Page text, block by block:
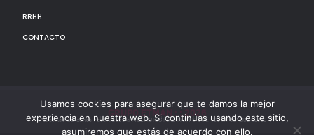
RRHH
CONTACTO
GRUPO ETMAN : : 2026
Todos los derechos reservados a MULTIORIGINAL PARTS S.A. (CUIT: 30-60142852-7)
Usamos cookies para asegurar que te damos la mejor
experiencia en nuestra web. Si continúas usando este sitio,
asumiremos que estás de acuerdo con ello.